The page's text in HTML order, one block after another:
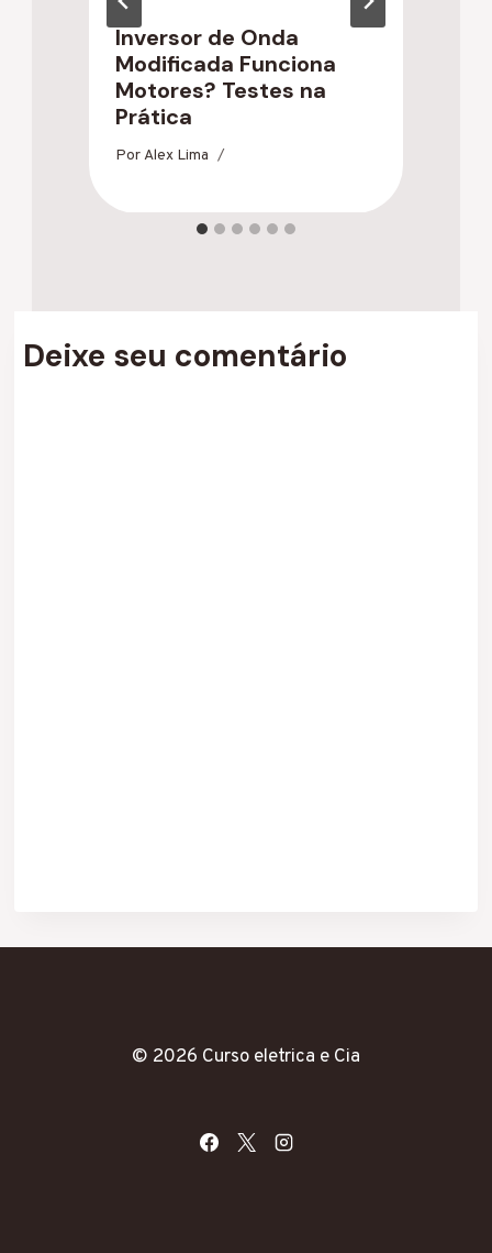
Inversor de Onda
Modificada Funciona
Motores? Testes na
Prática
Por Alex Lima
Deixe seu comentário
© 2026 Curso eletrica e Cia